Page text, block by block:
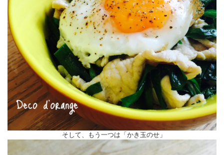
そして、もう一つは「かき玉のせ」